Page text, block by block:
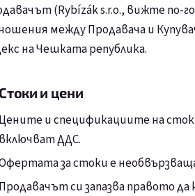
(Rybízák s.r.o., вижте по-
между Продавача и
на Чешката република.
Стоки и цени
Цените и спецификациите на
включват ДДС.
за стоки е
Продавачът си запазва правото